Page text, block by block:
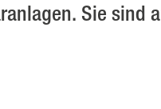
Sie sind